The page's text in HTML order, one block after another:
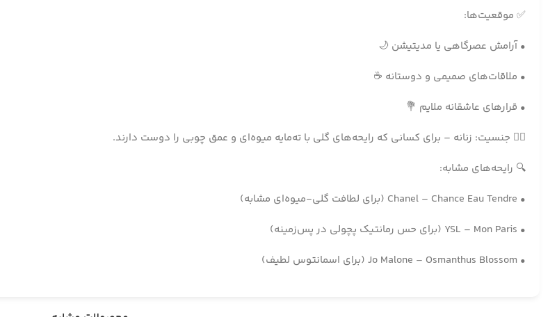
✅ موقعیت‌ها:
• آرامش عصرگاهی یا مدیتیشن 🌙
• ملاقات‌های صمیمی و دوستانه ☕
• قرارهای عاشقانه ملایم 💐
🧍‍♀️ جنسیت: زنانه – برای کسانی که رایحه‌های گلی با ته‌مایه میوه‌ای و عمق چوبی را دوست دارند.
🔍 رایحه‌های مشابه:
• Chanel – Chance Eau Tendre (برای لطافت گلی-میوه‌ای مشابه)
• YSL – Mon Paris (برای حس رمانتیک پچولی در پس‌زمینه)
• Jo Malone – Osmanthus Blossom (برای اسمانتوس لطیف)